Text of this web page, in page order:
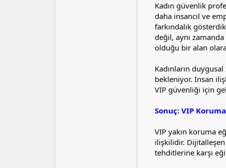
Kadın güvenlik
daha insancıl ve
farkındalık
değil, aynı
olduğu bir alan
Kadınların
bekleniyor. İnsan
VIP güvenliği için
Sonuç: VIP
VIP yakın koruma
ilişkilidir.
tehditlerine karşı